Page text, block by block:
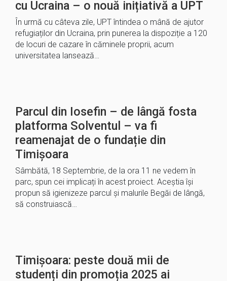
cu Ucraina – o nouă inițiativă a UPT
În urmă cu câteva zile, UPT întindea o mână de ajutor
refugiaților din Ucraina, prin punerea la dispoziție a 120
de locuri de cazare în căminele proprii, acum
universitatea lansează…
Parcul din Iosefin – de lângă fosta
platforma Solventul – va fi
reamenajat de o fundație din
Timișoara
Sâmbătă, 18 Septembrie, de la ora 11 ne vedem în
parc, spun cei implicați în acest proiect. Aceștia își
propun să igienizeze parcul și malurile Begăi de lângă,
să construiască…
Timișoara: peste două mii de
studenți din promoția 2025 ai